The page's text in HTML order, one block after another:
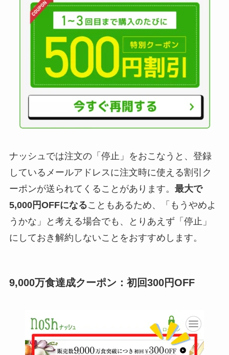
ナッシュでは注文の「停止」をおこなうと、登録
しているメールアドレスに注文時に使える割引ク
ーポンが送られてくることがあります。 最大で
5,000円OFFになることもあるため、「もうやめよ
うかな」と考える場合でも、とりあえず「停止」
にしておき解約しないことをおすすめします。
9,000万食達成クーポン：初回300円OFF